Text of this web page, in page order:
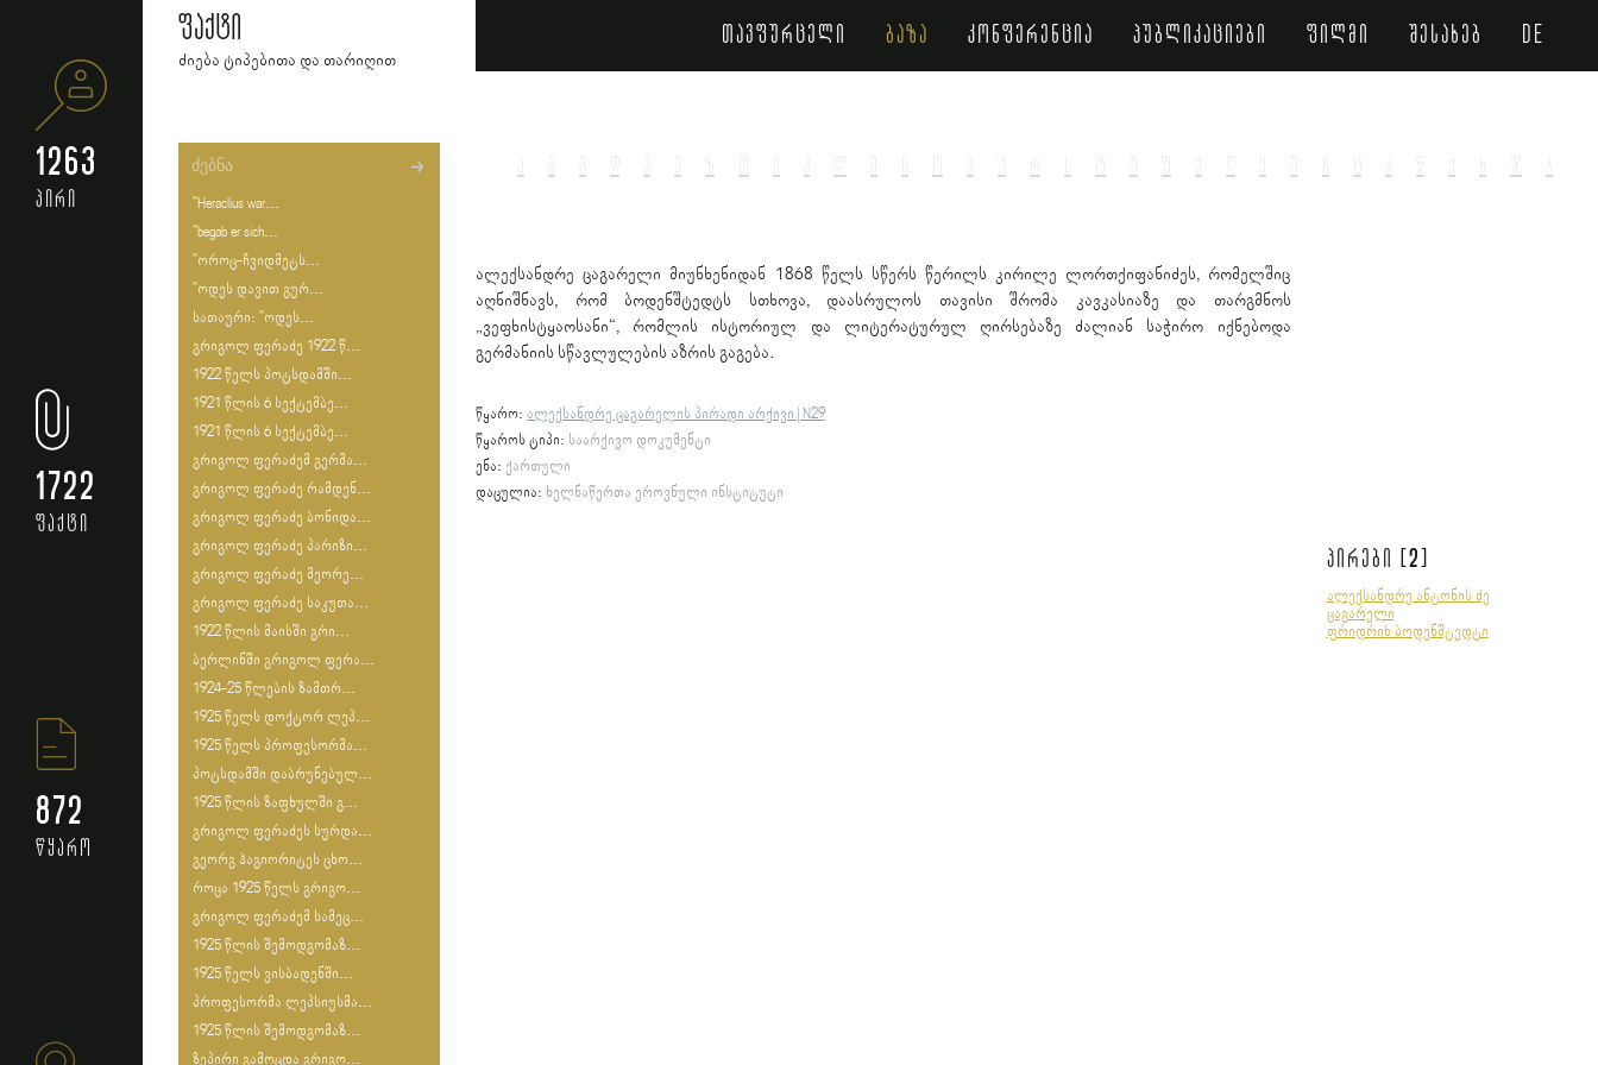
ფაქტი
ძიება ტიპებითა და თარიღით
თავფურცელი ბაზა კონფერენცია პუბლიკაციები ფილმი შესახებ de
1263
პირი
1722
ფაქტი
872
წყარო
"Heraclius war...
"begab er sich...
"ოროც-ჩვიდმეტს...
"ოდეს დავით გურ...
სათაური: "ოდეს...
გრიგოლ ფერაძე 1922 წ...
1922 წელს პოტსდამში...
1921 წლის 6 სექტემბე...
1921 წლის 6 სექტემბე...
გრიგოლ ფერაძემ გერმა...
გრიგოლ ფერაძე რამდენ...
გრიგოლ ფერაძე ბონიდა...
გრიგოლ ფერაძე პარიზი...
გრიგოლ ფერაძე მეორე...
გრიგოლ ფერაძე საკუთა...
1922 წლის მაისში გრი...
ბერლინში გრიგოლ ფერა...
1924-25 წლების ზამთრ...
1925 წელს დოქტორ ლეპ...
1925 წელს პროფესორმა...
პოტსდამში დაბრუნებულ...
1925 წლის ზაფხულში გ...
გრიგოლ ფერაძეს სურდა...
გეორგ ჰაგიორიტეს ცხო...
როცა 1925 წელს გრიგო...
გრიგოლ ფერაძემ სამეც...
1925 წლის შემოდგომაზ...
1925 წელს ვისბადენში...
პროფესორმა ლეპსიუსმა...
1925 წლის შემოდგომაზ...
ზეპირი გამოცდა გრიგო...
ზ კ მ ნ პ ჟ რ ტ ქ ყ ჩ წ ჭ ხ ჯ ჰ
ალექსანდრე ცაგარელი მიუნხენიდან 1868 წელს სწერს წერილს კირილე ლორთქიფანიძეს, რომელშიც
აღნიშნავს, რომ ბოდენშტედტს სთხოვა, დაასრულოს თავისი შრომა კავკასიაზე და თარგმნოს
„ვეფხისტყაოსანი“, რომლის ისტორიულ და ლიტერატურულ ღირსებაზე ძალიან საჭირო იქნებოდა
გერმანიის სწავლულების აზრის გაგება.
წყარო: ალექსანდრე ცაგარელის პირადი არქივი | N29
წყაროს ტიპი: საარქივო დოკუმენტი
ენა: ქართული
დაცულია: ხელნაწერთა ეროვნული ინსტიტუტი
პირები [2]
ალექსანდრე ანტონის ძე
ცაგარელი
ფრიდრიხ ბოდენშტედტი